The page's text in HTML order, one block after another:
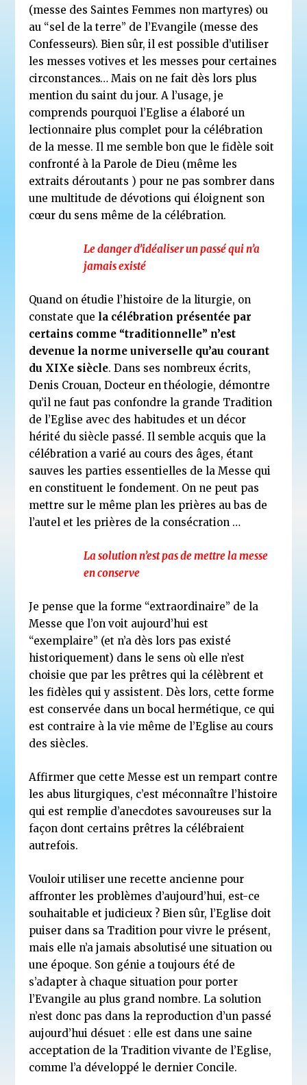
(messe des Saintes Femmes non martyres) ou
au “sel de la terre” de l’Evangile (messe des
Confesseurs). Bien sûr, il est possible d’utiliser
les messes votives et les messes pour certaines
circonstances… Mais on ne fait dès lors plus
mention du saint du jour. A l’usage, je
comprends pourquoi l’Eglise a élaboré un
lectionnaire plus complet pour la célébration
de la messe. Il me semble bon que le fidèle soit
confronté à la Parole de Dieu (même les
extraits déroutants ) pour ne pas sombrer dans
une multitude de dévotions qui éloignent son
cœur du sens même de la célébration.
Le danger d’idéaliser un passé qui n’a
jamais existé
Quand on étudie l’histoire de la liturgie, on
constate que la célébration présentée par
certains comme “traditionnelle” n’est
devenue la norme universelle qu’au courant
du XIXe siècle. Dans ses nombreux écrits,
Denis Crouan, Docteur en théologie, démontre
qu’il ne faut pas confondre la grande Tradition
de l’Eglise avec des habitudes et un décor
hérité du siècle passé. Il semble acquis que la
célébration a varié au cours des âges, étant
sauves les parties essentielles de la Messe qui
en constituent le fondement. On ne peut pas
mettre sur le même plan les prières au bas de
l’autel et les prières de la consécration …
La solution n’est pas de mettre la messe
en conserve
Je pense que la forme “extraordinaire” de la
Messe que l’on voit aujourd’hui est
“exemplaire” (et n’a dès lors pas existé
historiquement) dans le sens où elle n’est
choisie que par les prêtres qui la célèbrent et
les fidèles qui y assistent. Dès lors, cette forme
est conservée dans un bocal hermétique, ce qui
est contraire à la vie même de l’Eglise au cours
des siècles.
Affirmer que cette Messe est un rempart contre
les abus liturgiques, c’est méconnaître l’histoire
qui est remplie d’anecdotes savoureuses sur la
façon dont certains prêtres la célébraient
autrefois.
Vouloir utiliser une recette ancienne pour
affronter les problèmes d’aujourd’hui, est-ce
souhaitable et judicieux ? Bien sûr, l’Eglise doit
puiser dans sa Tradition pour vivre le présent,
mais elle n’a jamais absolutisé une situation ou
une époque. Son génie a toujours été de
s’adapter à chaque situation pour porter
l’Evangile au plus grand nombre. La solution
n’est donc pas dans la reproduction d’un passé
aujourd’hui désuet : elle est dans une saine
acceptation de la Tradition vivante de l’Eglise,
comme l’a développé le dernier Concile.